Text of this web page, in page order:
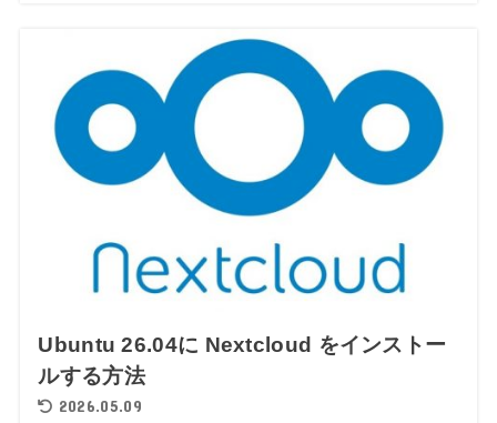
Ubuntu 26.04に Nextcloud をインストー
ルする方法
2026.05.09